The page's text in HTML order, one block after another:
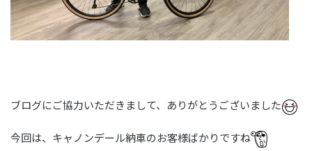
ブログにご協力いただきまして、ありがとうございました
今回は、キャノンデール納車のお客様ばかりですね